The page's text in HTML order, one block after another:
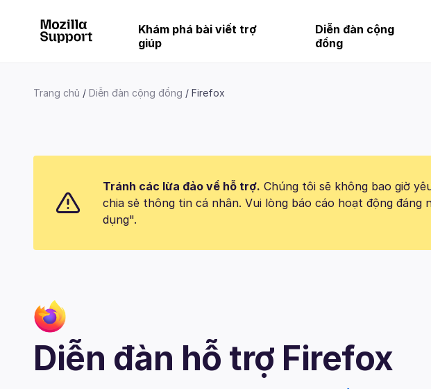
Khám phá bài viết trợ
giúp
Diễn đàn cộng
đồng
Trang chủ Diễn đàn cộng đồng Firefox
Tránh các lừa đảo về hỗ trợ. Chúng tôi sẽ không bao giờ
chia sẻ thông tin cá nhân. Vui lòng báo cáo hoạt động
dụng".
Diễn đàn hỗ trợ Firefox